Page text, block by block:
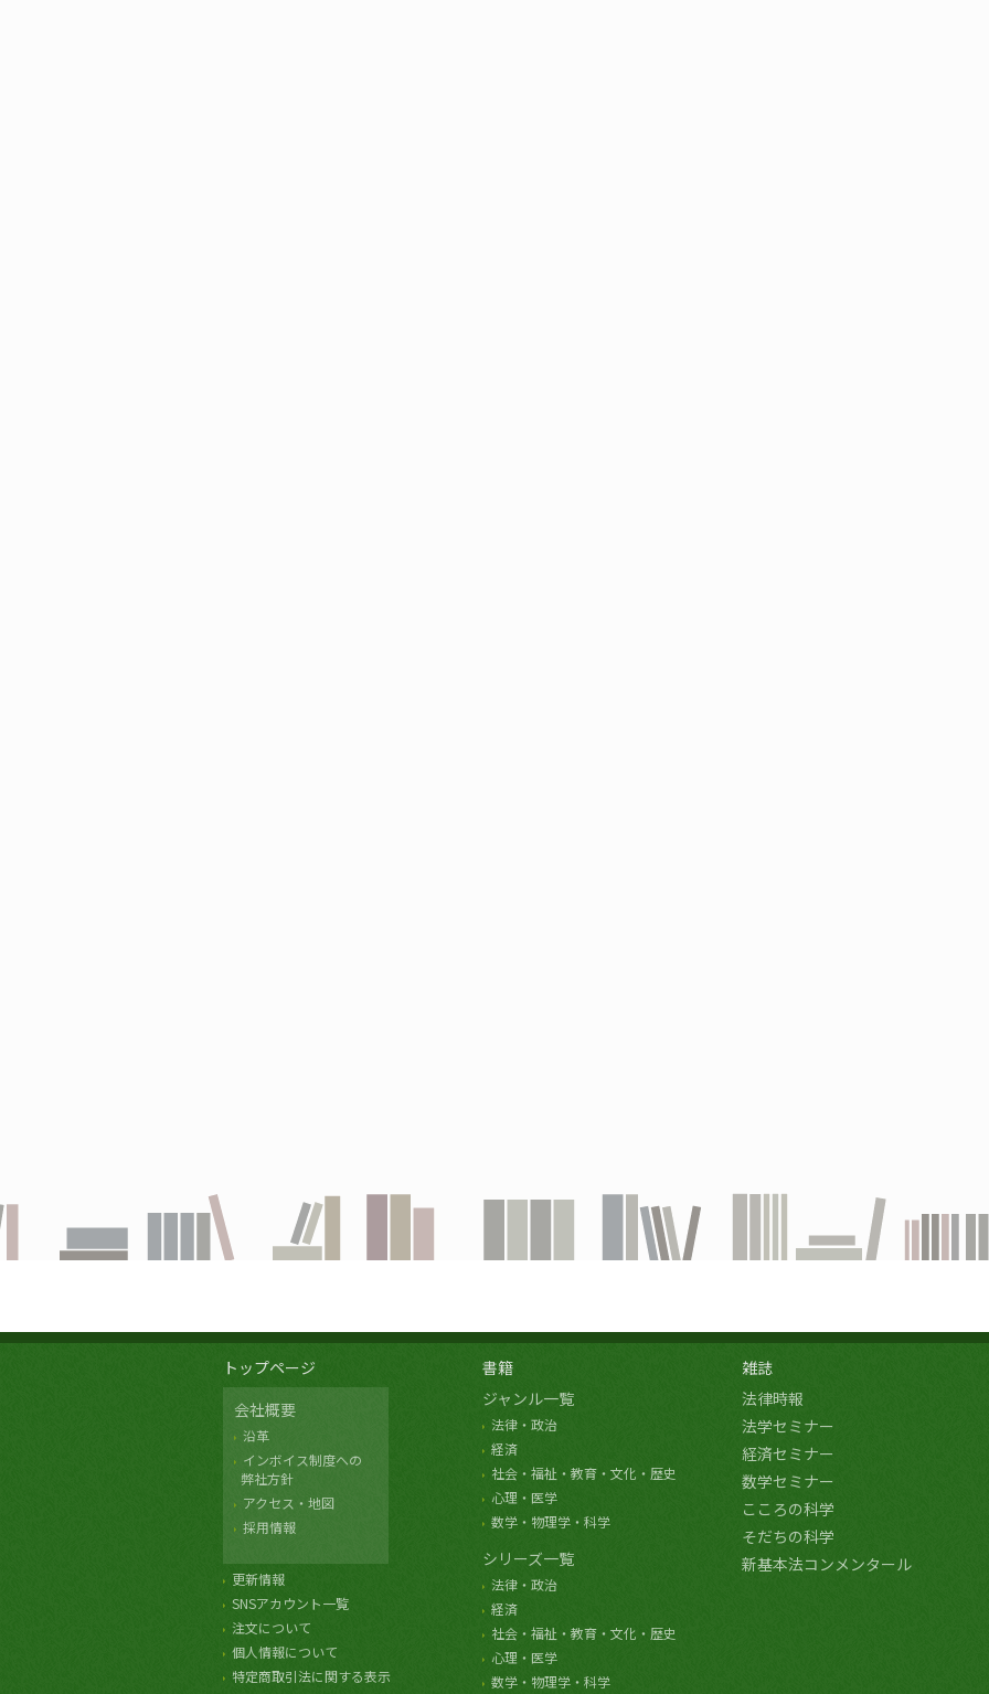
トップページ
会社概要
沿革
インボイス制度への
弊社方針
アクセス・地図
採用情報
更新情報
SNSアカウント一覧
注文について
個人情報について
特定商取引法に関する表示
書籍
ジャンル一覧
法律・政治
経済
社会・福祉・教育・文化・歴史
心理・医学
数学・物理学・科学
シリーズ一覧
法律・政治
経済
社会・福祉・教育・文化・歴史
心理・医学
数学・物理学・科学
雑誌
法律時報
法学セミナー
経済セミナー
数学セミナー
こころの科学
そだちの科学
新基本法コンメンタール